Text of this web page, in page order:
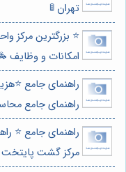
تهران 🚦
⭐️ بزرگترین مرکز
امکانات و وظایف
راهنمای جامع
راهنمای جامع محاسبه
راهنمای جامع ⭐️
مرکز گشت